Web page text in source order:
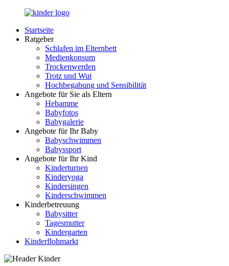
Zurück
Inhalt
LuckyKids.de
Das
Nachwuchs
Startseite
Ratgeber
Schlafen im Elternbett
Medienkonsum
Trockenwerden
Trotz und Wut
Hochbegabung und Sensibilität
Angebote für Sie als Eltern
Hebamme
Babyfotos
Babygalerie
Angebote für Ihr Baby
Babyschwimmen
Babyssport
Angebote für Ihr Kind
Kinderturnen
Kinderyoga
Kindersingen
Kinderschwimmen
Kinderbetreuung
Babysitter
Tagesmutter
Kindergarten
Kinderflohmarkt